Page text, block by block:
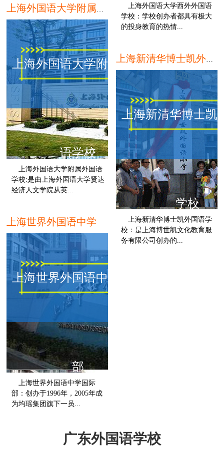
上海外国语大学西外外国语
学校：学校创办者都具有极大
的投身教育的热情...
上海外国语大学附属外国
语学校
上海外国语大学附属外国语
学校:是由上海外国语大学贤达
经济人文学院从英...
上海
上海新清华博士凯
学校
上海新清华博士凯外国语学
校：是上海博世凯文化教育服
务有限公司创办的...
上海世界外国语中学国际
部
上海世界外国语中学国际
部：创办于1996年，2005年成
为均瑶集团旗下一员...
广东外国语学校